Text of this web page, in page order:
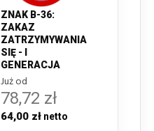
ZNAK B-36:
ZAKAZ
ZATRZYMYWANIA
SIĘ - I
GENERACJA
Już od
78,72 zł
64,00 zł